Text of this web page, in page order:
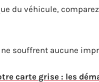
du véhicule,
souffrent aucune
carte grise : les